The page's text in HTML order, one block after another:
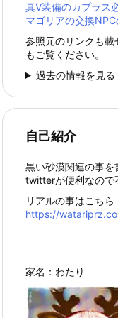
真Ⅴ装備のカプラス
マゴリアの交換
参照元のリンクも載
もご覧ください。
過去の情報を見る
自己紹介
黒い砂漠関連の事を
twitterが便利なので
リアルの事はこちら
https://
家名：わたり